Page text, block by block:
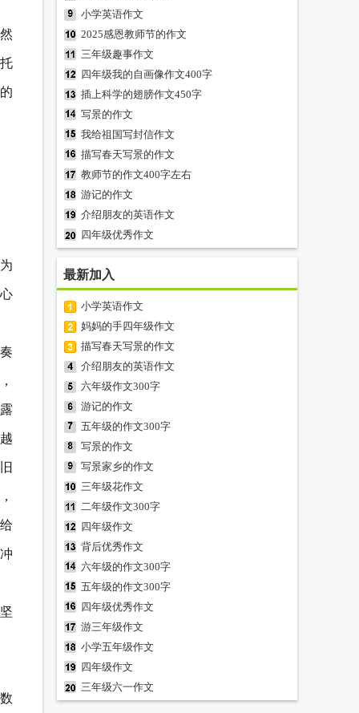
小学英语作文
2025感恩教师节的作文
三年级趣事作文
四年级我的自画像作文400字
插上科学的翅膀作文450字
写景的作文
我给祖国写封信作文
描写春天写景的作文
教师节的作文400字左右
游记的作文
介绍朋友的英语作文
四年级优秀作文
最新加入
小学英语作文
妈妈的手四年级作文
描写春天写景的作文
介绍朋友的英语作文
六年级作文300字
游记的作文
五年级的作文300字
写景的作文
写景家乡的作文
三年级花作文
二年级作文300字
四年级作文
背后优秀作文
六年级的作文300字
五年级的作文300字
四年级优秀作文
游三年级作文
小学五年级作文
四年级作文
三年级六一作文